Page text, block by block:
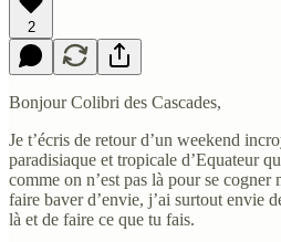
2
Bonjour Colibri des Cascades,
Je t’écris de retour d’un weekend
paradisiaque et tropicale d’Equateur
comme on n’est pas là pour se cogner
faire baver d’envie, j’ai surtout envie
là et de faire ce que tu fais.